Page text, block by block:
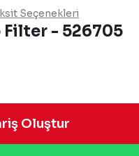
Filter - 526705
Seçenekleri
Oluştur